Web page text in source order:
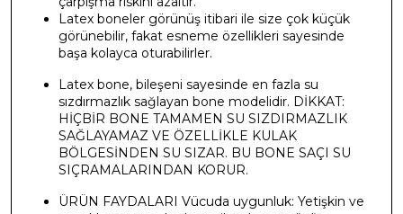
Latex boneler görünüş itibari ile size çok küçük
görünebilir, fakat esneme özellikleri sayesinde
başa kolayca oturabilirler.
Latex bone, bileşeni sayesinde en fazla su
sızdırmazlık sağlayan bone modelidir. DİKKAT:
HİÇBİR BONE TAMAMEN SU SIZDIRMAZLIK
SAĞLAYAMAZ VE ÖZELLİKLE KULAK
BÖLGESİNDEN SU SIZAR. BU BONE SAÇI SU
SIÇRAMALARINDAN KORUR.
ÜRÜN FAYDALARI Vücuda uygunluk: Yetişkin ve